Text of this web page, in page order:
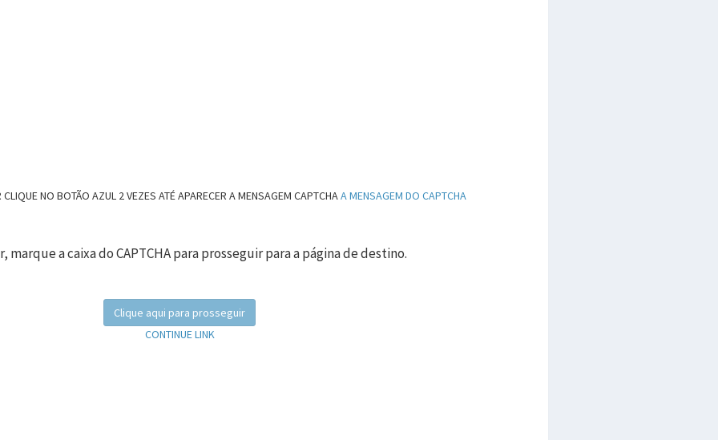
NO BOTÃO AZUL 2 VEZES ATÉ APARECER A MENSAGEM CAPTCHAA MENSAGEM DO CAPTCHA
marque a caixa do CAPTCHA para prosseguir para a página de destino.
Clique aqui para prosseguir
CONTINUE LINK